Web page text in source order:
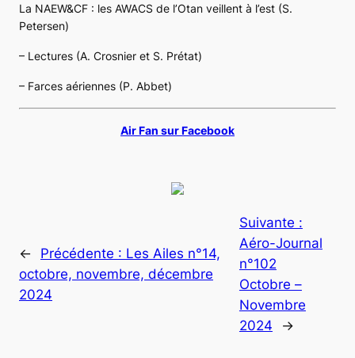
La NAEW&CF : les AWACS de l’Otan veillent à l’est (S.
Petersen)
– Lectures (A. Crosnier et S. Prétat)
– Farces aériennes (P. Abbet)
Air Fan sur Facebook
← Précédente : Les Ailes n°14,
octobre, novembre, décembre
2024
Suivante :
Aéro-Journal
n°102
Octobre –
Novembre
2024
→